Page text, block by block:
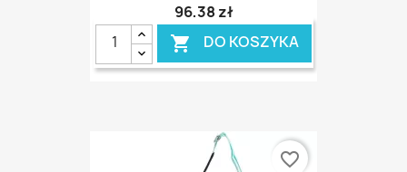
96,38 zł
 DO KOSZYKA
favorite_border